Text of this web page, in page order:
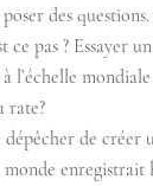
des
ce pas ? Essayer
l’échelle
rate?
dépêcher de créer
enregistrait